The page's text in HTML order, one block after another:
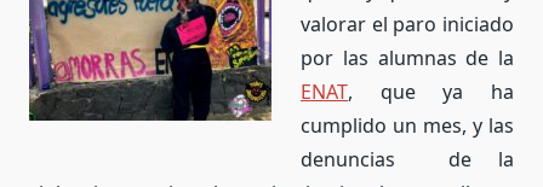
valorar el paro iniciado
por las alumnas de la
ENAT, que ya ha
cumplido un mes, y las
denuncias de la